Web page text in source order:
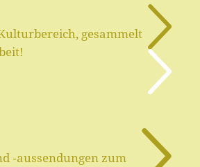
gesammelt
‑aussendungen zum